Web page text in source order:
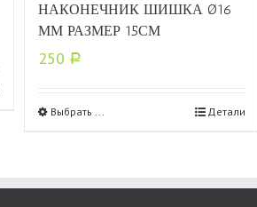
НАКОНЕЧНИК ШИШКА Ø16
ММ РАЗМЕР 15СМ
250 Р
Выбрать ... Детали